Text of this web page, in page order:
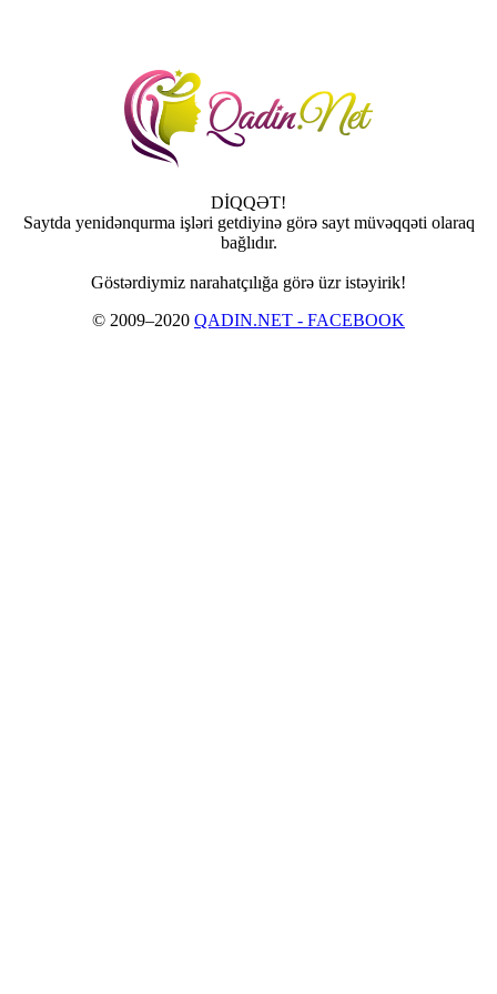
DİQQƏT!
Saytda yenidənqurma işləri getdiyinə görə sayt müvəqqəti olaraq
bağlıdır.
Göstərdiymiz narahatçılığa görə üzr istəyirik!
© 2009–2020 QADIN.NET - FACEBOOK